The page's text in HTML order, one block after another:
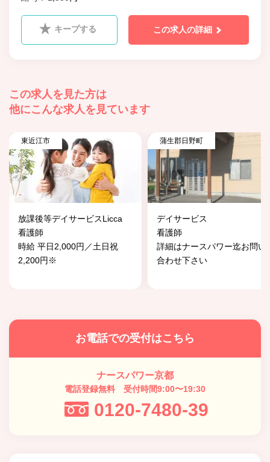
キープする この求人の詳細
この求人を見た方は
他にこんな求人を見ています
東近江市
放課後等デイサービスLicca
看護師
時給 平日2,000円／土日祝
2,200円※
蒲生郡日野町
デイサービス
看護師
詳細はナースパワー迄お問い
合わせ下さい
お電話での受付はこちら
ナースパワー京都
電話登録無料 受付時間9:00〜19:30
0120-7480-39